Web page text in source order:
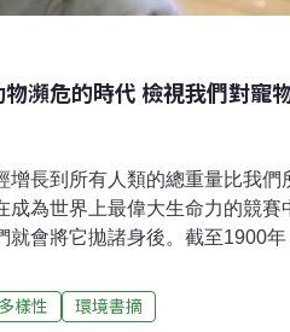
瀕危的時代 檢視我們對寵
增長到所有人類的總重量比我們
為世界上最偉大生命力的競賽
會將它拋諸身後。截至1900年
減一半，人口增加四倍。現在
，到本世紀中葉，人類人口可
樣性 環境書摘